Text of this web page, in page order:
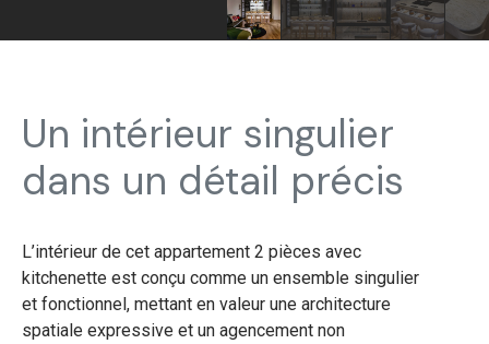
Un intérieur singulier
dans un détail précis
L’intérieur de cet appartement 2 pièces avec
kitchenette est conçu comme un ensemble singulier
et fonctionnel, mettant en valeur une architecture
spatiale expressive et un agencement non